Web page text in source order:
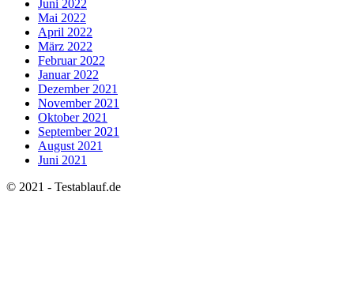
Juni 2022
Mai 2022
April 2022
März 2022
Februar 2022
Januar 2022
Dezember 2021
November 2021
Oktober 2021
September 2021
August 2021
Juni 2021
© 2021 - Testablauf.de